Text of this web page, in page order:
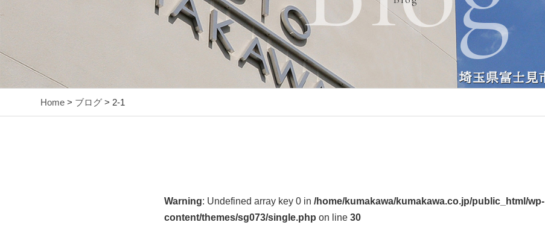
Home > ブログ > 2-1
Warning: Undefined array key 0 in /home/kumakawa/kumakawa.co.jp/public_html/wp-
content/themes/sg073/single.php on line 30